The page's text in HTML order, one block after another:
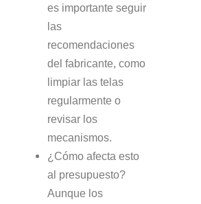
es importante seguir
las
recomendaciones
del fabricante, como
limpiar las telas
regularmente o
revisar los
mecanismos.
¿Cómo afecta esto
al presupuesto?
Aunque los